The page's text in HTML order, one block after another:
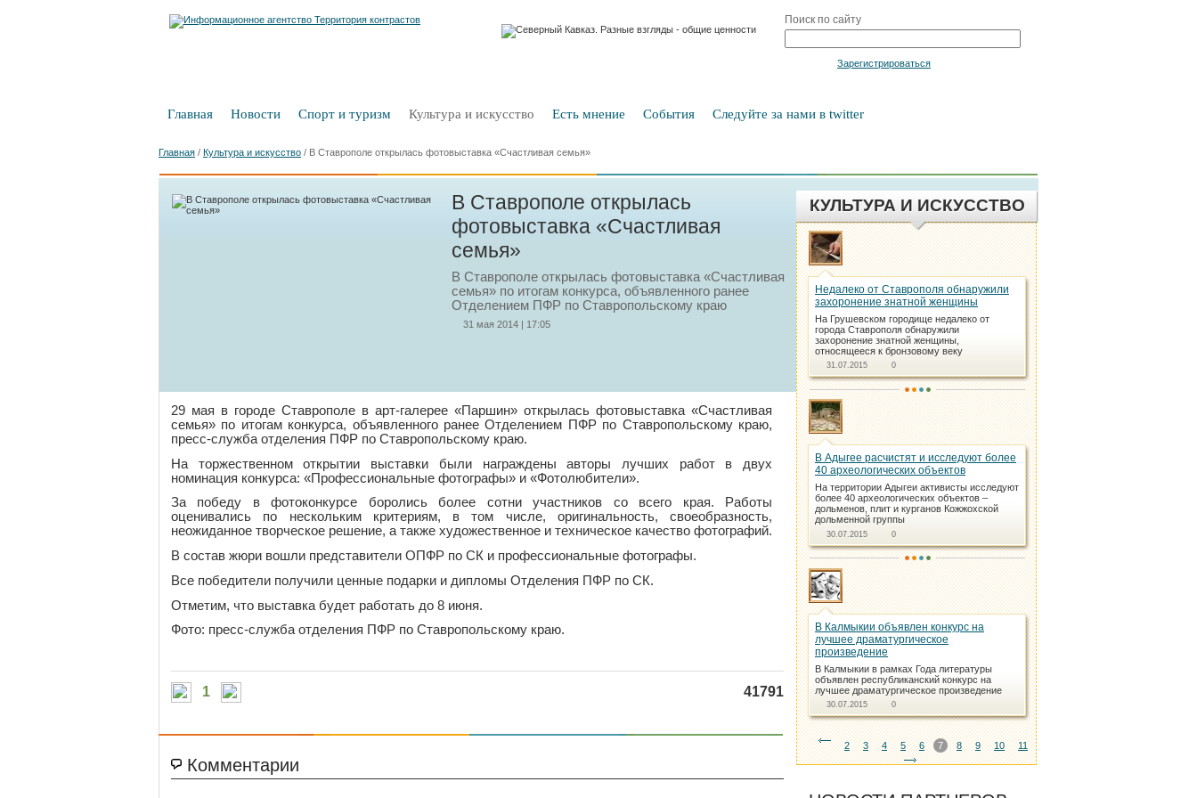
Поиск по сайту
Зарегистрироваться
Главная Новости Спорт и туризм Культура и искусство Есть мнение События Следуйте за нами в twitter
Главная / Культура и искусство / В Ставрополе открылась фотовыставка «Счастливая семья»
В Ставрополе открылась
фотовыставка «Счастливая
семья»
В Ставрополе открылась фотовыставка «Счастливая
семья» по итогам конкурса, объявленного ранее
Отделением ПФР по Ставропольскому краю
31 мая 2014 | 17:05
29 мая в городе Ставрополе в арт-галерее «Паршин» открылась фотовыставка «Счастливая
семья» по итогам конкурса, объявленного ранее Отделением ПФР по Ставропольскому краю,
пресс-служба отделения ПФР по Ставропольскому краю.
На торжественном открытии выставки были награждены авторы лучших работ в двух
номинация конкурса: «Профессиональные фотографы» и «Фотолюбители».
За победу в фотоконкурсе боролись более сотни участников со всего края. Работы
оценивались по нескольким критериям, в том числе, оригинальность, своеобразность,
неожиданное творческое решение, а также художественное и техническое качество фотографий.
В состав жюри вошли представители ОПФР по СК и профессиональные фотографы.
Все победители получили ценные подарки и дипломы Отделения ПФР по СК.
Отметим, что выставка будет работать до 8 июня.
Фото: пресс-служба отделения ПФР по Ставропольскому краю.
1 41791
Комментарии
КУЛЬТУРА И ИСКУССТВО
Недалеко от Ставрополя обнаружили
захоронение знатной женщины
На Грушевском городище недалеко от
города Ставрополя обнаружили
захоронение знатной женщины,
относящееся к бронзовому веку
31.07.2015 0
В Адыгее расчистят и исследуют более
40 археологических объектов
На территории Адыгеи активисты исследуют
более 40 археологических объектов –
дольменов, плит и курганов Кожжохской
дольменной группы
30.07.2015 0
В Калмыкии объявлен конкурс на
лучшее драматургическое
произведение
В Калмыкии в рамках Года литературы
объявлен республиканский конкурс на
лучшее драматургическое произведение
30.07.2015 0
2 3 4 5 6 7 8 9 10 11